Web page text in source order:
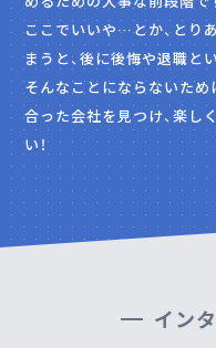
ここでいいや…とか、とり
まうと、後に後悔や退職と
そんなことにならないた
合った会社を見つけ、楽し
い！
イン